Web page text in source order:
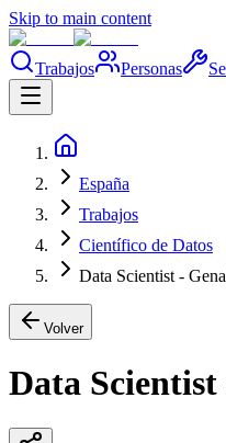
Skip to main content
Trabajos Personas
España
Trabajos
Científico de Datos
Data Scientist -
Volver
Data